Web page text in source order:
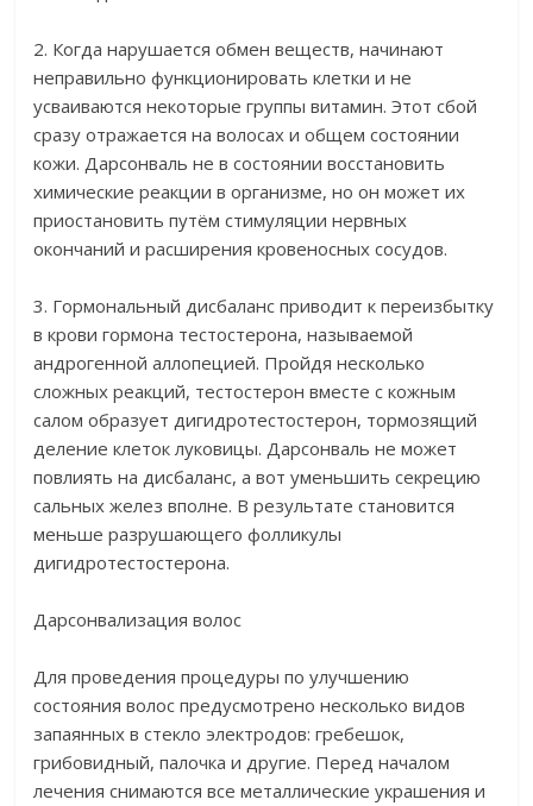
2. Когда нарушается обмен веществ, начинают
неправильно функционировать клетки и не
усваиваются некоторые группы витамин. Этот сбой
сразу отражается на волосах и общем состоянии
кожи. Дарсонваль не в состоянии восстановить
химические реакции в организме, но он может их
приостановить путём стимуляции нервных
окончаний и расширения кровеносных сосудов.
3. Гормональный дисбаланс приводит к переизбытку
в крови гормона тестостерона, называемой
андрогенной аллопецией. Пройдя несколько
сложных реакций, тестостерон вместе с кожным
салом образует дигидротестостерон, тормозящий
деление клеток луковицы. Дарсонваль не может
повлиять на дисбаланс, а вот уменьшить секрецию
сальных желез вполне. В результате становится
меньше разрушающего фолликулы
дигидротестостерона.
Дарсонвализация волос
Для проведения процедуры по улучшению
состояния волос предусмотрено несколько видов
запаянных в стекло электродов: гребешок,
грибовидный, палочка и другие. Перед началом
лечения снимаются все металлические украшения и